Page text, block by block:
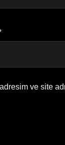
ve site